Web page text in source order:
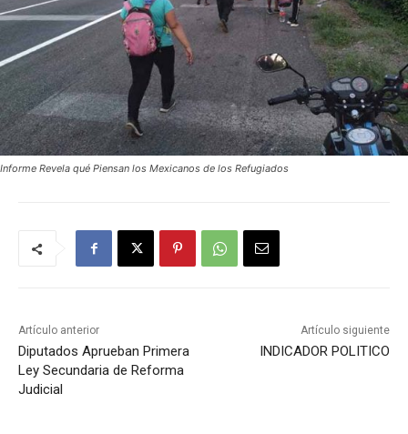
Informe Revela qué Piensan los Mexicanos de los Refugiados
Artículo anterior
Diputados Aprueban Primera
Ley Secundaria de Reforma
Judicial
Artículo siguiente
INDICADOR POLITICO